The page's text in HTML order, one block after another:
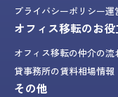
プライバシーポリシー運
オフィス移転のお
オフィス移転の仲介の流
貸事務所の賃料相場情報
その他